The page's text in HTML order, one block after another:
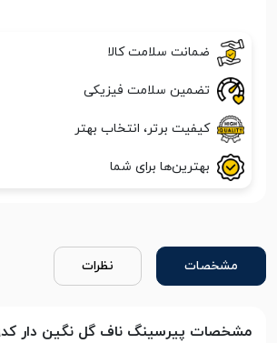
ضمانت سلامت کالا
تضمین سلامت فیزیکی
کیفیت برتر، انتخاب بهتر
بهترین‌ها برای شما
مشخصات نظرات
مشخصات پیرسینگ ناف گل نگین دار کد۲۶۰۹